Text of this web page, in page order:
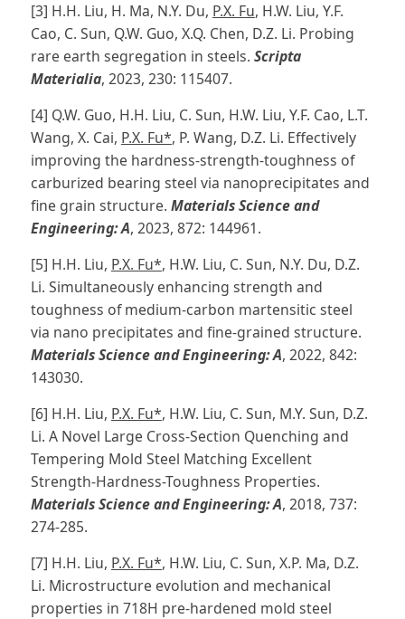
[3] H.H. Liu, H. Ma, N.Y. Du, P.X. Fu, H.W. Liu, Y.F.
Cao, C. Sun, Q.W. Guo, X.Q. Chen, D.Z. Li. Probing
rare earth segregation in steels. Scripta
Materialia, 2023, 230: 115407.
[4] Q.W. Guo, H.H. Liu, C. Sun, H.W. Liu, Y.F. Cao, L.T.
Wang, X. Cai, P.X. Fu*, P. Wang, D.Z. Li. Effectively
improving the hardness-strength-toughness of
carburized bearing steel via nanoprecipitates and
fine grain structure. Materials Science and
Engineering: A, 2023, 872: 144961.
[5] H.H. Liu, P.X. Fu*, H.W. Liu, C. Sun, N.Y. Du, D.Z.
Li. Simultaneously enhancing strength and
toughness of medium-carbon martensitic steel
via nano precipitates and fine-grained structure.
Materials Science and Engineering: A, 2022, 842:
143030.
[6] H.H. Liu, P.X. Fu*, H.W. Liu, C. Sun, M.Y. Sun, D.Z.
Li. A Novel Large Cross-Section Quenching and
Tempering Mold Steel Matching Excellent
Strength-Hardness-Toughness Properties.
Materials Science and Engineering: A, 2018, 737:
274-285.
[7] H.H. Liu, P.X. Fu*, H.W. Liu, C. Sun, X.P. Ma, D.Z.
Li. Microstructure evolution and mechanical
properties in 718H pre-hardened mold steel